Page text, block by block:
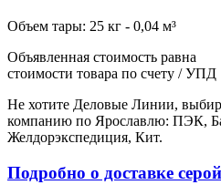
Объем тары: 25 кг - 0,04 м³
Объявленная стоимость равна
стоимости товара по счету / УПД
Не хотите Деловые Линии,
компанию по Ярославлю: ПЭК,
Желдорэкспедиция, Кит.
Подробно о доставке